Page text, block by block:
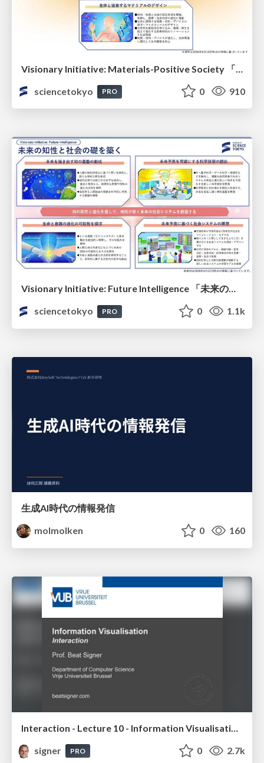
sciencetokyo
PRO 0 910
Visionary Initiative: Future Intelligence 「未来の知性と社会の礎を築く」｜Science Tokyo（東京科学大学）
sciencetokyo
PRO 0 1.1k
生成AI時代の情報発信
molmolken
0 160
signer
PRO 0 2.7k